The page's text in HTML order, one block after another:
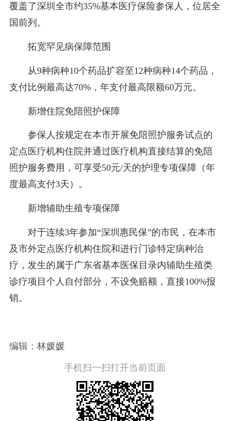
覆盖了深圳全市约35%基本医疗保险参保人，位居全
国前列。
拓宽罕见病保障范围
从9种病种10个药品扩容至12种病种14个药品，
支付比例最高达70%，年支付最高限额60万元。
新增住院免陪照护保障
参保人按规定在本市开展免陪照护服务试点的
定点医疗机构住院并通过医疗机构直接结算的免陪
照护服务费用，可享受50元/天的护理专项保障（年
度最高支付3天）。
新增辅助生殖专项保障
对于连续3年参加“深圳惠民保”的市民，在本市
及市外定点医疗机构住院和进行门诊特定病种治
疗，发生的属于广东省基本医保目录内辅助生殖类
诊疗项目个人自付部分，不设免赔额，直接100%报
销。
编辑：林媛媛
手机扫一扫打开当前页面